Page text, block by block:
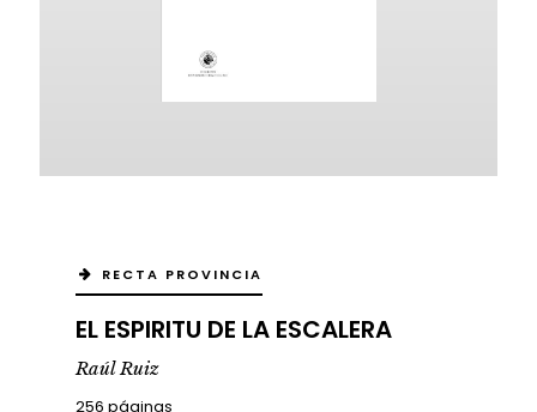
RECTA PROVINCIA
EL ESPIRITU DE LA ESCALERA
Raúl Ruiz
256 páginas